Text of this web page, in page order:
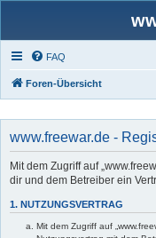
FAQ
Foren-Übersicht
www.freewar.de -
Mit dem Zugriff auf
dir und dem Betreiber ein
1. NUTZUNGSVERTRAG
Mit dem Zugriff auf